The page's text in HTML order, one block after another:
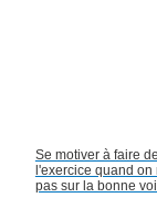
Se motiver à faire de
l'exercice quand on
pas sur la bonne